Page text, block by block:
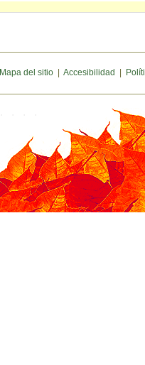
Mapa del sitio| Accesibilidad